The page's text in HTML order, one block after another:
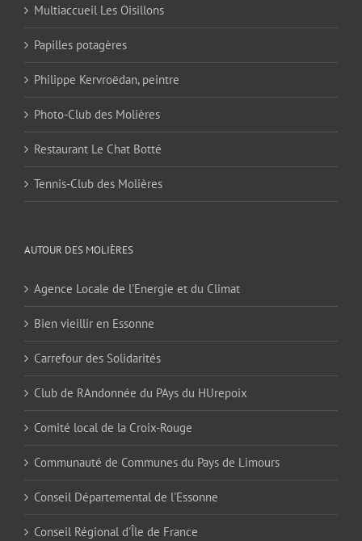
Multiaccueil Les Oisillons
Papilles potagères
Philippe Kervroëdan, peintre
Photo-Club des Molières
Restaurant Le Chat Botté
Tennis-Club des Molières
AUTOUR DES MOLIÈRES
Agence Locale de l'Energie et du Climat
Bien vieillir en Essonne
Carrefour des Solidarités
Club de RAndonnée du PAys du HUrepoix
Comité local de la Croix-Rouge
Communauté de Communes du Pays de Limours
Conseil Départemental de l'Essonne
Conseil Régional d'Île de France